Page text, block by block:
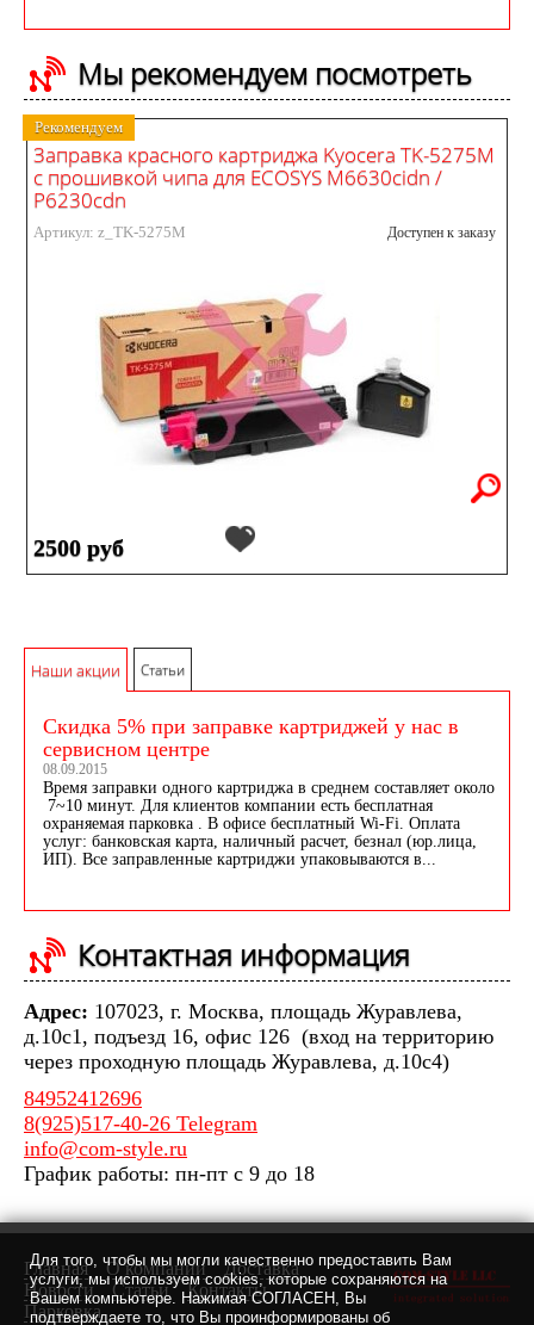
Мы рекомендуем посмотреть
Рекомендуем
Заправка красного картриджа Kyocera TK-5275M
с прошивкой чипа для ECOSYS M6630cidn /
P6230cdn
Артикул: z_TK-5275M Доступен к заказу
2500 руб
Для того, чтобы мы могли качественно предоставить Вам
услуги, мы используем cookies, которые сохраняются на
Вашем компьютере. Нажимая СОГЛАСЕН, Вы
подтверждаете то, что Вы проинформированы об
Наши акции
Скидка 5% при заправке картриджей у нас в
сервисном центре
08.09.2015
Время заправки одного картриджа в среднем составляет около
7~10 минут. Для клиентов компании есть бесплатная
охраняемая парковка . В офисе бесплатный Wi-Fi. Оплата
услуг: банковская карта, наличный расчет, безнал (юр.лица,
ИП). Все заправленные картриджи упаковываются в...
Статьи
Контактная информация
Адрес: 107023, г. Москва, площадь Журавлева,
д.10с1, подъезд 16, офис 126 (вход на территорию
через проходную площадь Журавлева, д.10с4)
84952412696
8(925)517-40-26 Telegram
info@com-style.ru
График работы: пн-пт с 9 до 18
Главная О компании
Доставка
Новости
Статьи
Контакты
Парковка